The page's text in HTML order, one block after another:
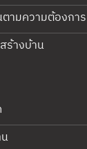
ามความต้องการ
ร้างบ้าน